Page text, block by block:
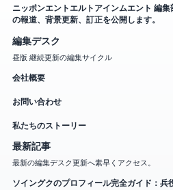
ニッポンエントエルトアインムエント 編
の報道、背景更新、訂正を公開します。
編集デスク
昼版 継続更新の編集サイクル
会社概要
お問い合わせ
私たちのストーリー
最新記事
最新の編集デスク更新へ素早くアクセス。
ソイングクのプロフィール完全ガイド：兵